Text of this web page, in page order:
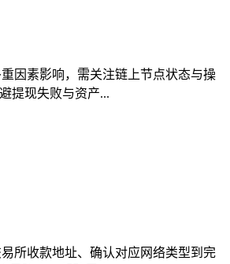
因素影响，需关注链上节点状态与操
提现失败与资产...
所收款地址、确认对应网络类型到完